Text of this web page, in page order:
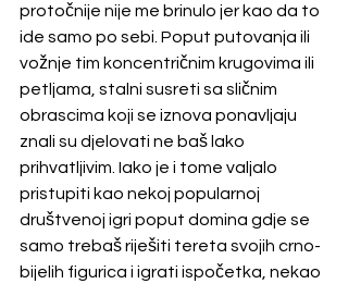
protočnije nije me brinulo jer kao da to
ide samo po sebi. Poput putovanja ili
vožnje tim koncentričnim krugovima ili
petljama, stalni susreti sa sličnim
obrascima koji se iznova ponavljaju
znali su djelovati ne baš lako
prihvatljivim. Iako je i tome valjalo
pristupiti kao nekoj popularnoj
društvenoj igri poput domina gdje se
samo trebaš riješiti tereta svojih crno-
bijelih figurica i igrati ispočetka, nekao